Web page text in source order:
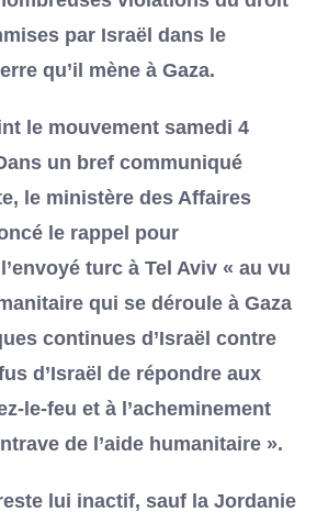
par Israël dans le
qu’il mène à Gaza.
le mouvement samedi 4
un bref communiqué
le ministère des Affaires
le rappel pour
turc à Tel Aviv « au vu
qui se déroule à Gaza
continues d’Israël contre
d’Israël de répondre aux
le-feu et à l’acheminement
de l’aide humanitaire ».
lui inactif, sauf la Jordanie